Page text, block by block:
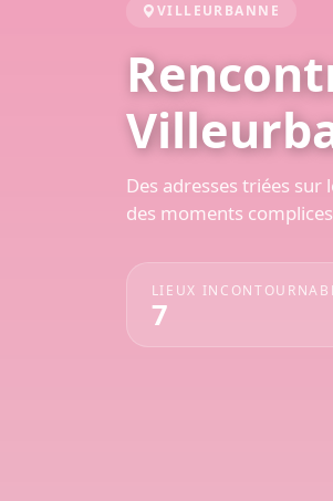
VILLEURBANNE
Des adresses triées
des moments
LIEUX
7